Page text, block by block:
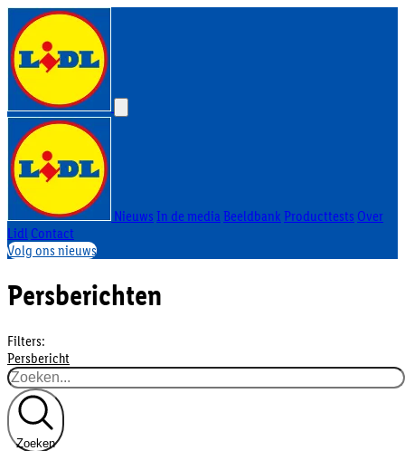
Nieuws In de mediaBeeldbank Producttests Over
Lidl Contact
Volg ons nieuws
Persberichten
Filters:
Persbericht
Zoeken